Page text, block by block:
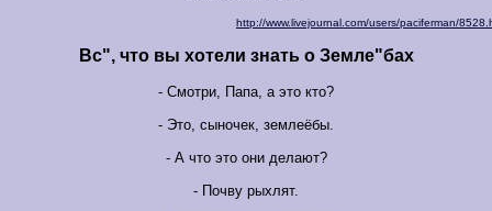
http://www.livejournal.com/users/paciferman/
Вс", что вы хотели знать о Земле"бах
- Смотри, Папа, а это кто?
- Это, сыночек, землеёбы.
- А что это они делают?
- Почву рыхлят.